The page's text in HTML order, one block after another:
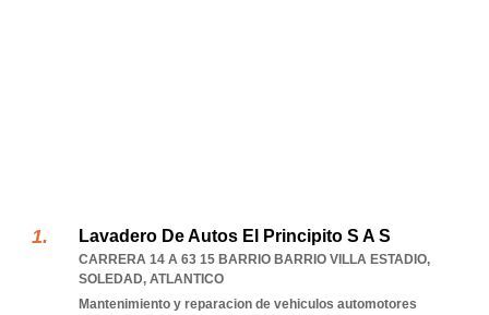
Lavadero De Autos El Principito S A S
CARRERA 14 A 63 15 BARRIO BARRIO VILLA ESTADIO,
SOLEDAD, ATLANTICO
Mantenimiento y reparacion de vehiculos automotores